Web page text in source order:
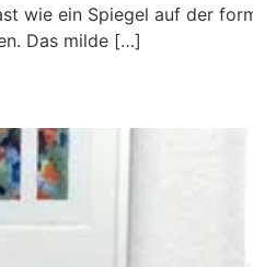
wie ein Spiegel auf der
Das milde […]